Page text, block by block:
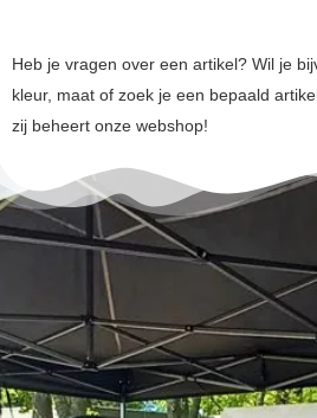
Heb je vragen over een artikel? Wil je
kleur, maat of zoek je een bepaald
zij beheert onze webshop!